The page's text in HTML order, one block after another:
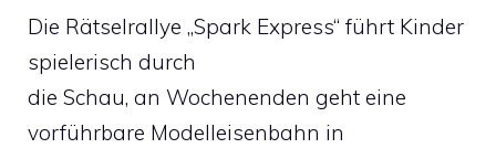
Die Rätselrallye „Spark Express“ führt Kinder
spielerisch durch
die Schau, an Wochenenden geht eine
vorführbare Modelleisenbahn in